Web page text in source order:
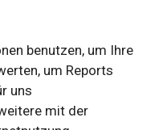
benutzen, um Ihre
um Reports
uns
mit der